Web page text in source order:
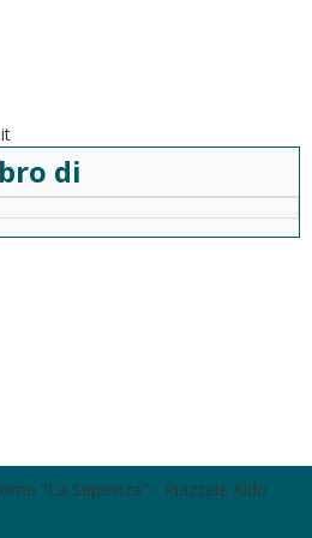
di
"La Sapienza" - Piazzale Aldo